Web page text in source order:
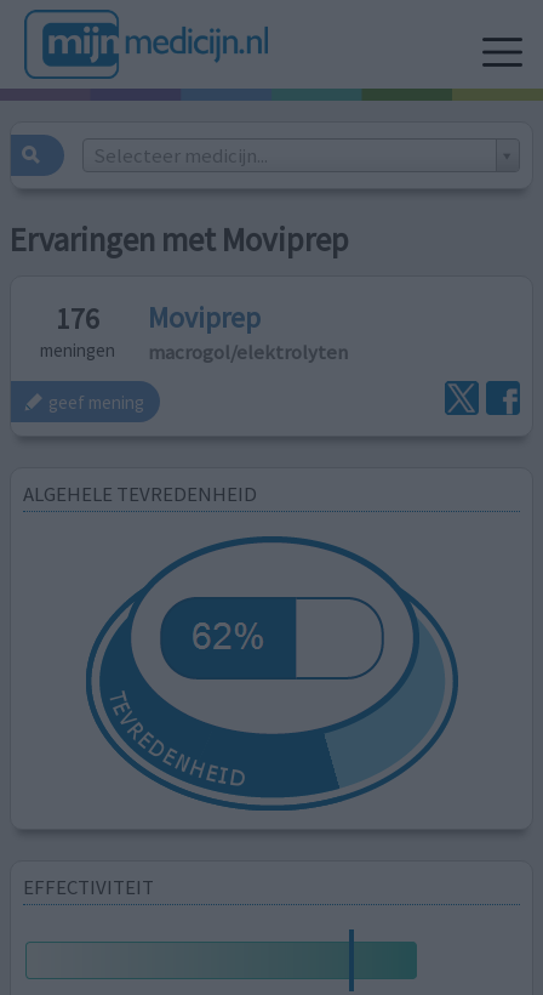
Selecteer medicijn...
Ervaringen met Moviprep
176
meningen
Moviprep
macrogol/elektrolyten
geef mening
ALGEHELE TEVREDENHEID
EFFECTIVITEIT